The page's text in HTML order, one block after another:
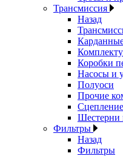
Трансмиссия
Назад
Коробки
Насосы и
Полуоси
Прочие
Сцепление
Шестерни
Фильтры
Назад
Фильтры